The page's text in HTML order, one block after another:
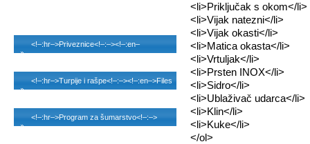
<!–:hr–>Priveznice<!–:–><!–:en–
<!–:hr–>Turpije i rašpe<!–:–><!–:en–>Files
<!–:hr–>Program za šumarstvo<!–:–>
<li>Priključak s okom</li>
<li>Vijak natezni</li>
<li>Vijak okasti</li>
<li>Matica okasta</li>
<li>Vrtuljak</li>
<li>Prsten INOX</li>
<li>Sidro</li>
<li>Ublaživač udarca</li>
<li>Klin</li>
<li>Kuke</li>
</ol>